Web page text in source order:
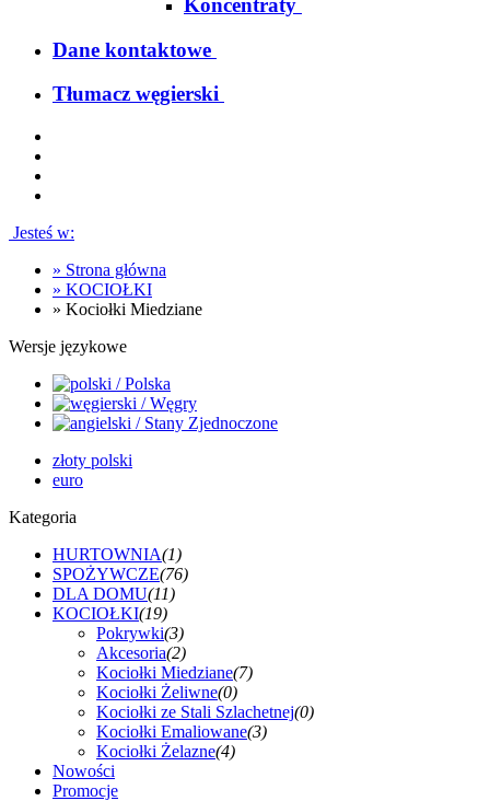
Koncentraty
Dane kontaktowe
Tłumacz węgierski
Jesteś w:
» Strona główna
» KOCIOŁKI
» Kociołki Miedziane
Wersje językowe
złoty polski
euro
Kategoria
HURTOWNIA(1)
SPOŻYWCZE(76)
DLA DOMU(11)
KOCIOŁKI(19)
Pokrywki(3)
Akcesoria(2)
Kociołki Miedziane(7)
Kociołki Żeliwne(0)
Kociołki ze Stali Szlachetnej(0)
Kociołki Emaliowane(3)
Kociołki Żelazne(4)
Nowości
Promocje